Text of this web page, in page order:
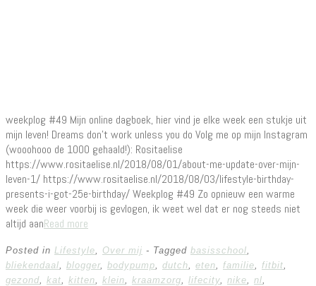
weekplog #49 Mijn online dagboek, hier vind je elke week een stukje uit
mijn leven! Dreams don’t work unless you do Volg me op mijn Instagram
(wooohooo de 1000 gehaald!): Rositaelise
https://www.rositaelise.nl/2018/08/01/about-me-update-over-mijn-
leven-1/ https://www.rositaelise.nl/2018/08/03/lifestyle-birthday-
presents-i-got-25e-birthday/ Weekplog #49 Zo opnieuw een warme
week die weer voorbij is gevlogen, ik weet wel dat er nog steeds niet
altijd aanRead more
Posted in Lifestyle, Over mij - Tagged basisschool,
bliekendaal, blogger, bodypump, dutch, eten, familie, fitbit,
gezond, kat, kitten, klein, kraamzorg, lifecity, nike, nl,